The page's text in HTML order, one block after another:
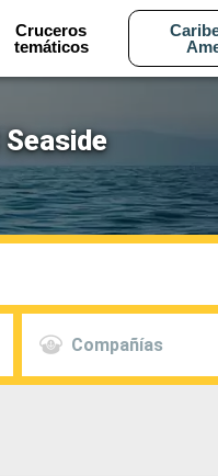
Cruceros
temáticos
Compañías